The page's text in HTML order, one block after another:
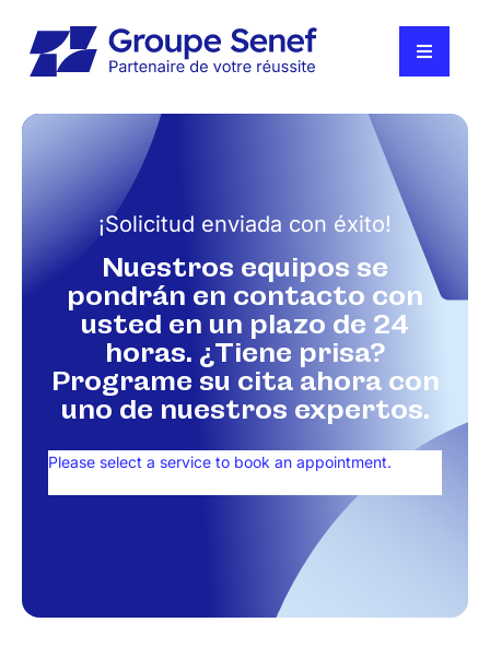
contenido
Alternar
Soluciones
Quiénes somos
Noticias
Únete a nosotros
¡Solicitud enviada con éxito!
Nuestros equipos se
pondrán en contacto con
usted en un plazo de 24
horas. ¿Tiene prisa?
Programe su cita ahora con
uno de nuestros expertos.
Please select a service to book an appointment.